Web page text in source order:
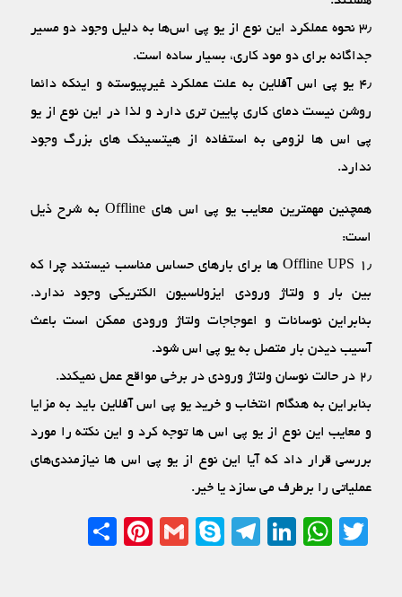
۳٫ نحوه عملکرد این نوع از یو پی اس‌ها به دلیل وجود دو مسیر
جداگانه برای دو مود کاری، بسیار ساده است.
۴٫ یو پی اس آفلاین به علت عملکرد غیرپیوسته و اینکه دائما
روشن نیست دمای کاری پایین‏ تری دارد و لذا در این نوع از یو
پی اس ها لزومی به استفاده از هیت‏سینک‏ های بزرگ وجود
ندارد.
همچنین مهمترین معایب یو پی اس های Offline به شرح ذیل
است:
۱٫ Offline UPS ها برای بارهای حساس مناسب نیستند چرا که
بین بار و ولتاژ ورودی ایزولاسیون الکتریکی وجود ندارد.
بنابراین نوسانات و اعوجاجات ولتاژ ورودی ممکن است باعث
آسیب دیدن بار متصل به یو پی اس شود.
۲٫ در حالت نوسان ولتاژ ورودی در برخی مواقع عمل نمی‏کند.
بنابراین به هنگام انتخاب و خرید یو پی اس آفلاین باید به مزایا
و معایب این نوع از یو پی اس ها توجه کرد و این نکته را مورد
بررسی قرار داد که آیا این نوع از یو پی اس ها نیازمندی‏‌های
عملیاتی را برطرف می ‏سازد یا خیر.
Twitter
WhatsApp
LinkedIn
Telegram
Skype
Gmail
Pinterest